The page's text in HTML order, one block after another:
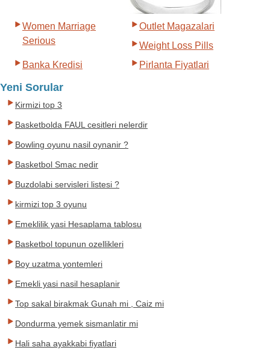
Women Marriage
Serious
Outlet Magazalari
Weight Loss Pills
Banka Kredisi
Pirlanta Fiyatlari
Yeni Sorular
Kirmizi top 3
Basketbolda FAUL cesitleri nelerdir
Bowling oyunu nasil oynanir ?
Basketbol Smac nedir
Buzdolabi servisleri listesi ?
kirmizi top 3 oyunu
Emeklilik yasi Hesaplama tablosu
Basketbol topunun ozellikleri
Boy uzatma yontemleri
Emekli yasi nasil hesaplanir
Top sakal birakmak Gunah mi , Caiz mi
Dondurma yemek sismanlatir mi
Hali saha ayakkabi fiyatlari